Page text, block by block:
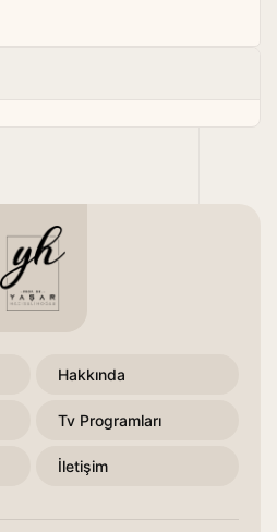
Hakkında
Tv Programları
İletişim